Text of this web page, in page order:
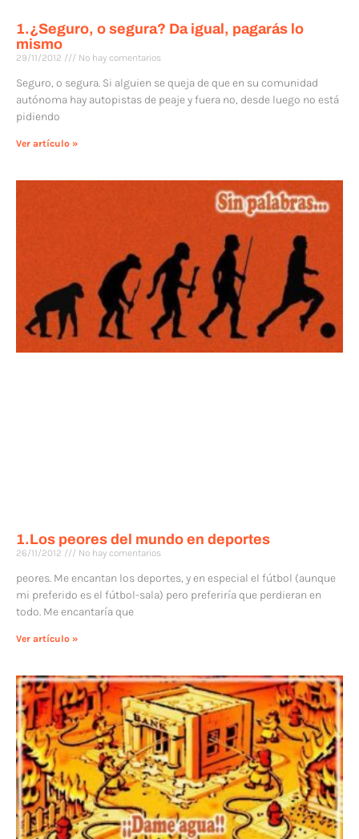
1.¿Seguro, o segura? Da igual, pagarás lo
mismo
29/11/2012 No hay comentarios
Seguro, o segura. Si alguien se queja de que en su comunidad
autónoma hay autopistas de peaje y fuera no, desde luego no está
pidiendo
Ver artículo »
1.Los peores del mundo en deportes
26/11/2012 No hay comentarios
peores. Me encantan los deportes, y en especial el fútbol (aunque
mi preferido es el fútbol-sala) pero preferiría que perdieran en
todo. Me encantaría que
Ver artículo »